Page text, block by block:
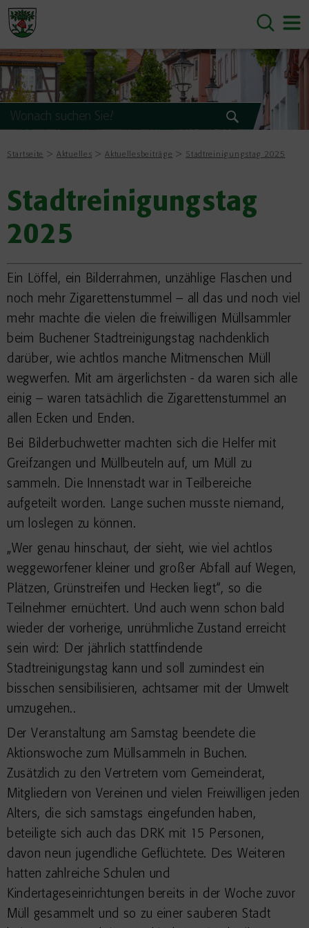
Startseite Aktuelles Aktuellesbeiträge Stadtreinigungstag 2025
Stadtreinigungstag
2025
Ein Löffel, ein Bilderrahmen, unzählige Flaschen und
noch mehr Zigarettenstummel – all das und noch viel
mehr machte die vielen die freiwilligen Müllsammler
beim Buchener Stadtreinigungstag nachdenklich
darüber, wie achtlos manche Mitmenschen Müll
wegwerfen. Mit am ärgerlichsten - da waren sich alle
einig – waren tatsächlich die Zigarettenstummel an
allen Ecken und Enden.
Bei Bilderbuchwetter machten sich die Helfer mit
Greifzangen und Müllbeuteln auf, um Müll zu
sammeln. Die Innenstadt war in Teilbereiche
aufgeteilt worden. Lange suchen musste niemand,
um loslegen zu können.
„Wer genau hinschaut, der sieht, wie viel achtlos
weggeworfener kleiner und großer Abfall auf Wegen,
Plätzen, Grünstreifen und Hecken liegt“, so die
Teilnehmer ernüchtert. Und auch wenn schon bald
wieder der vorherige, unrühmliche Zustand erreicht
sein wird: Der jährlich stattfindende
Stadtreinigungstag kann und soll zumindest ein
bisschen sensibilisieren, achtsamer mit der Umwelt
umzugehen..
Der Veranstaltung am Samstag beendete die
Aktionswoche zum Müllsammeln in Buchen.
Zusätzlich zu den Vertretern vom Gemeinderat,
Mitgliedern von Vereinen und vielen Freiwilligen jeden
Alters, die sich samstags eingefunden haben,
beteiligte sich auch das DRK mit 15 Personen,
davon neun jugendliche Geflüchtete. Des Weiteren
hatten zahlreiche Schulen und
Kindertageseinrichtungen bereits in der Woche zuvor
Müll gesammelt und so zu einer sauberen Stadt